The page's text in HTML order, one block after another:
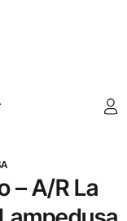
– A/R La